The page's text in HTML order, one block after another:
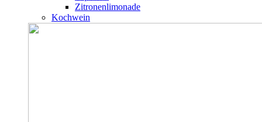
Zitronenlimonade
Kochwein